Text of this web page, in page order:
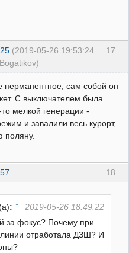
17
(2019-05-26 19:53:24
перманентное, сам собой он
С выключателем была
мелкой генерации -
и завалили весь курорт,
поляну.
18
: ↑
2019-05-26 18:49:22
за фокус? Почему при
отработала ДЗШ? И